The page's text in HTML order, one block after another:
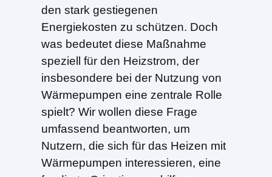
den stark gestiegenen
Energiekosten zu schützen. Doch
was bedeutet diese Maßnahme
speziell für den Heizstrom, der
insbesondere bei der Nutzung von
Wärmepumpen eine zentrale Rolle
spielt? Wir wollen diese Frage
umfassend beantworten, um
Nutzern, die sich für das Heizen mit
Wärmepumpen interessieren, eine